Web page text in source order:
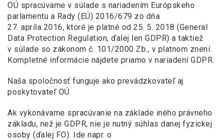
OÚ spracúvame v súlade s nariadením Európskeho
parlamentu a Rady (EÚ) 2016/679 zo dňa
27. apríla 2016, ktoré je platné od 25. 5. 2018 (General
Data Protection Regulation, ďalej len GDPR) a taktiež
v súlade so zákonom č. 101/2000 Zb., v platnom znení.
Kompletné informácie nájdete priamo v nariadení GDPR.
Naša spoločnosť funguje ako prevádzkovateľ aj
poskytovateľ OÚ.
Ak vykonávame spracúvanie na základe iného právneho
základu, než je GDPR, nie je nutný súhlas danej fyzickej
osoby (ďalej FO). Ide napr. o